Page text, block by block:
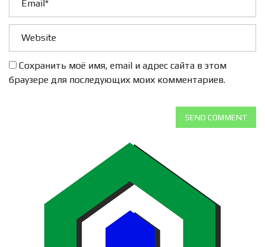
Сохранить моё имя, email и адрес сайта в этом
браузере для последующих моих комментариев.
SEND COMMENT